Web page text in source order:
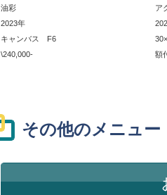
油彩
2023年
キャンバス F6
\240,000-
ア
額
その他のメニュー